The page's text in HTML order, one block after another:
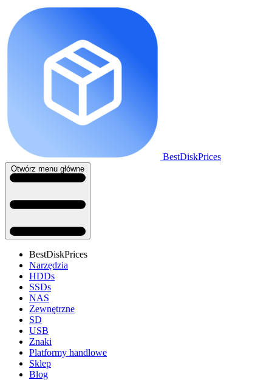
BestDiskPrices
Otwórz menu główne
BestDiskPrices
Narzędzia
HDDs
SSDs
NAS
Zewnętrzne
SD
USB
Znaki
Platformy handlowe
Sklep
Blog